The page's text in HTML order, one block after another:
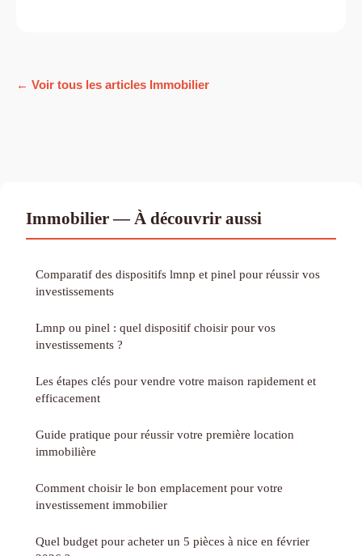
← Voir tous les articles Immobilier
Immobilier — À découvrir aussi
Comparatif des dispositifs lmnp et pinel pour réussir vos
investissements
Lmnp ou pinel : quel dispositif choisir pour vos
investissements ?
Les étapes clés pour vendre votre maison rapidement et
efficacement
Guide pratique pour réussir votre première location
immobilière
Comment choisir le bon emplacement pour votre
investissement immobilier
Quel budget pour acheter un 5 pièces à nice en février